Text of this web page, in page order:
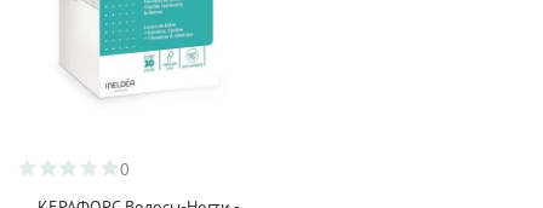
0